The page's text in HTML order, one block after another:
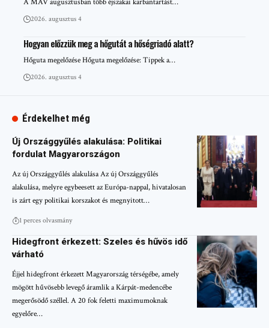
2026. augusztus 4
Hogyan előzzük meg a hőgutát a hőségriadó alatt?
Hőguta megelőzése Hőguta megelőzése: Tippek a…
2026. augusztus 4
Érdekelhet még
Új Országgyűlés alakulása: Politikai
fordulat Magyarországon
Az új Országgyűlés alakulása Az új Országgyűlés
alakulása, melyre egybeesett az Európa-nappal, hivatalosan
is zárt egy politikai korszakot és megnyitott…
1 perces olvasmány
Hidegfront érkezett: Szeles és hűvös idő
várható
Éjjel hidegfront érkezett Magyarország térségébe, amely
mögött hűvösebb levegő áramlik a Kárpát-medencébe
megerősödő széllel. A 20 fok feletti maximumoknak
egyelőre…